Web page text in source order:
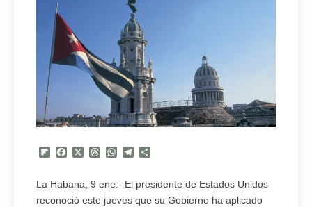
Flipboard
Facebook
X Threads
WhatsApp
Telegram
La Habana, 9 ene.- El presidente de Estados Unidos
reconoció este jueves que su Gobierno ha aplicado